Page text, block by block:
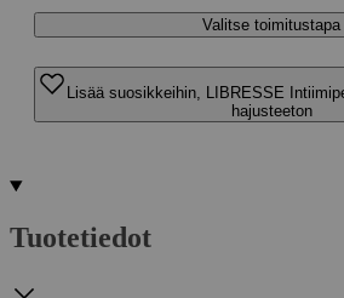
Valitse toimitustapa
Lisää suosikkeihin, LIBRESSE
hajusteeton
Tuotetiedot